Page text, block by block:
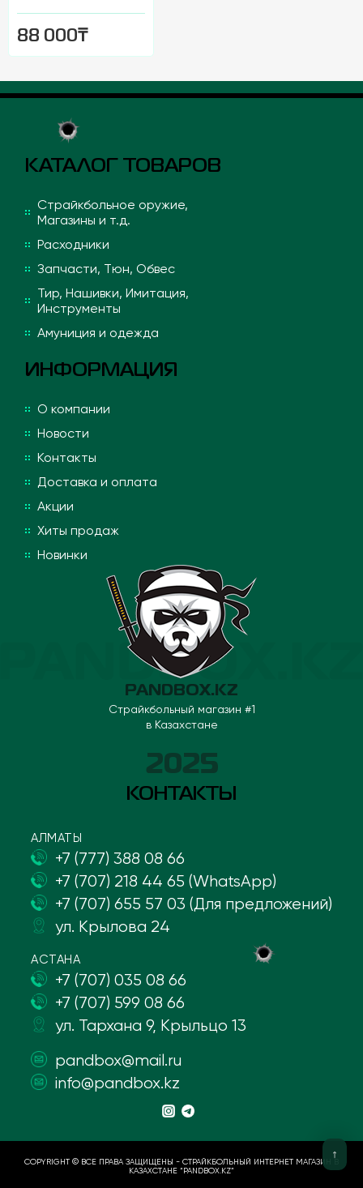
88 000₸
КАТАЛОГ ТОВАРОВ
Страйкбольное оружие,
Магазины и т.д.
Расходники
Запчасти, Тюн, Обвес
Тир, Нашивки, Имитация,
Инструменты
Амуниция и одежда
ИНФОРМАЦИЯ
О компании
Новости
Контакты
Доставка и оплата
Акции
Хиты продаж
Новинки
PANDBOX.KZ
Страйкбольный магазин #1
в Казахстане
2025
КОНТАКТЫ
АЛМАТЫ
+7 (777) 388 08 66
+7 (707) 218 44 65 (WhatsApp)
+7 (707) 655 57 03 (Для предложений)
ул. Крылова 24
АСТАНА
+7 (707) 035 08 66
+7 (707) 599 08 66
ул. Тархана 9, Крыльцо 13
pandbox@mail.ru
info@pandbox.kz
COPYRIGHT © ВСЕ ПРАВА ЗАЩИЩЕНЫ - СТРАЙКБОЛЬНЫЙ ИНТЕРНЕТ МАГАЗИН В
КАЗАХСТАНЕ “PANDBOX.KZ”